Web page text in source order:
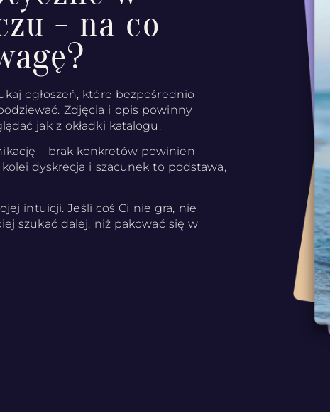
- na co
ogłoszeń, które bezpośrednio
Zdjęcia i opis powinny
jak z okładki katalogu.
– brak konkretów powinien
dyskrecja i szacunek to podstawa,
intuicji. Jeśli coś Ci nie gra, nie
szukać dalej, niż pakować się w